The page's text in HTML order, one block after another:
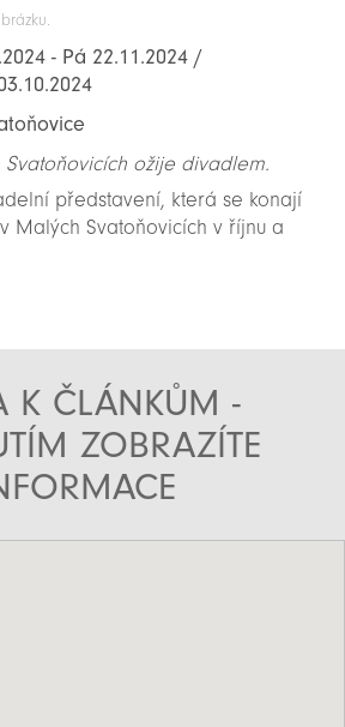
- Pá 22.11.2024 /
ožije divadlem.
představení, která se konají
Malých Svatoňovicích v říjnu a
K ČLÁNKŮM -
ZOBRAZÍTE